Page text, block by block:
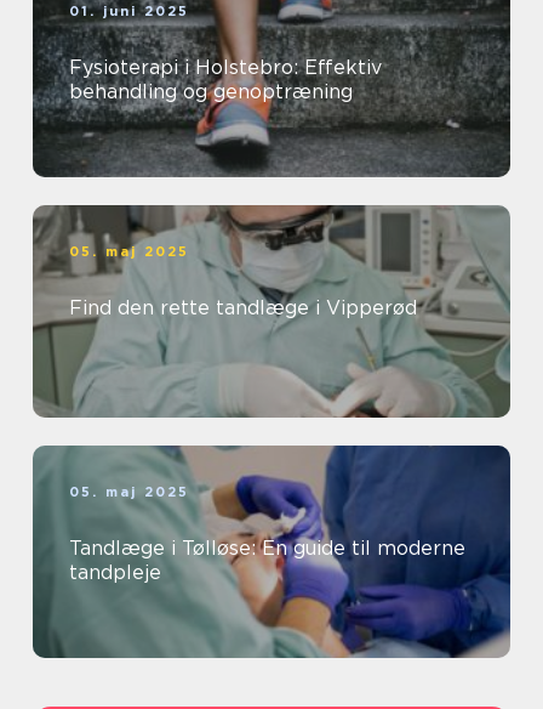
01. juni 2025
Fysioterapi i Holstebro: Effektiv
behandling og genoptræning
05. maj 2025
Find den rette tandlæge i Vipperød
05. maj 2025
Tandlæge i Tølløse: En guide til moderne
tandpleje